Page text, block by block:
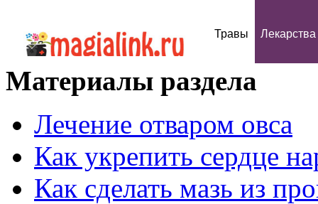
Травы Лекарства
Материалы раздела
Лечение отваром овса
Как укрепить сердце
Как сделать мазь из